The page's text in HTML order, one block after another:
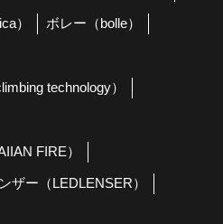
） ボレー（bolle）
technology）
FIRE）
ザー（LEDLENSER）